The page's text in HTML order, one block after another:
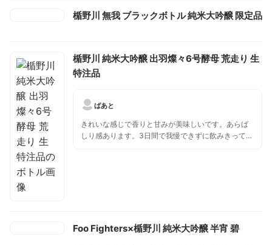
楯野川 無我 ブラックボトル 純米大吟醸 限定品
楯野川 純米大吟醸 出羽燦々6号酵母 荒走り 生
特注品
ばあと
きれいな感じで香りと甘みが美味しいです。あらば
しり感あります。3日間で我慢できずに飲みきってし
Foo Fighters×楯野川 純米大吟醸 半宵 碧